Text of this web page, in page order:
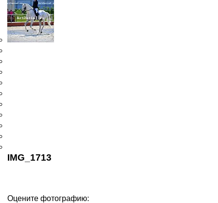
IMG_1713
Оцените фотографию: